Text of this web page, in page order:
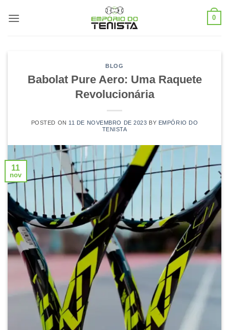
0
BLOG
Babolat Pure Aero: Uma Raquete
Revolucionária
POSTED ON 11 DE NOVEMBRO DE 2023 BY EMPÓRIO DO
TENISTA
11
nov